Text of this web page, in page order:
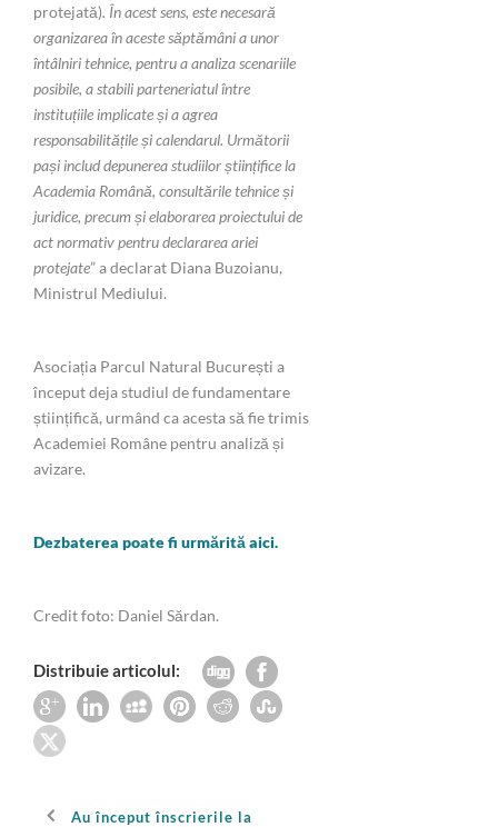
protejată). În acest sens, este necesară
organizarea în aceste săptămâni a unor
întâlniri tehnice, pentru a analiza scenariile
posibile, a stabili parteneriatul între
instituțiile implicate și a agrea
responsabilitățile și calendarul. Următorii
pași includ depunerea studiilor științifice la
Academia Română, consultările tehnice și
juridice, precum și elaborarea proiectului de
act normativ pentru declararea ariei
protejate” a declarat Diana Buzoianu,
Ministrul Mediului.
Asociația Parcul Natural București a
început deja studiul de fundamentare
științifică, urmând ca acesta să fie trimis
Academiei Române pentru analiză și
avizare.
Dezbaterea poate fi urmărită aici.
Credit foto: Daniel Sărdan.
Distribuie articolul:
Au început înscrierile la